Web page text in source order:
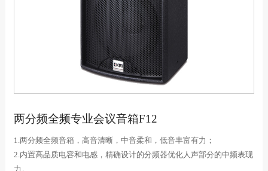
两分频全频专业会议音箱F12
1.两分频全频音箱，高音清晰，中音柔和，低音丰富有力；
2.内置高品质电容和电感，精确设计的分频器优化人声部分的中频表现
力。